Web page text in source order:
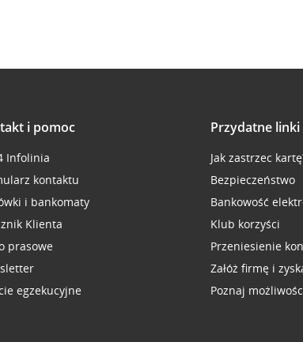
i pomoc
Infolinia
kontaktu
i bankomaty
Klienta
prasowe
egzekucyjne
Przydatne linki
Jak zastrzec
Bezpieczeństwo
Bankowość
Klub korzyści
Przeniesienie
Załóż firmę i
Poznaj